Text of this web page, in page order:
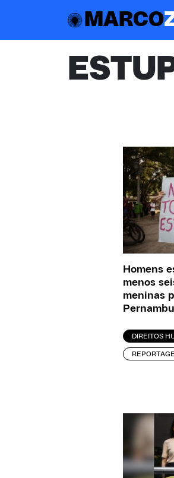
MARCO
Homens
menos
meninas
DIREITOS